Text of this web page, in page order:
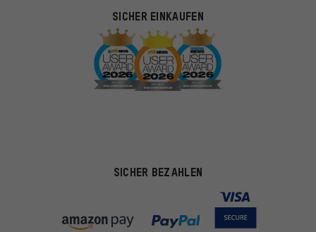
SICHER EINKAUFEN
SICHER BEZAHLEN